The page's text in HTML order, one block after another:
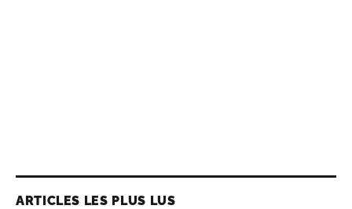
ARTICLES LES PLUS LUS